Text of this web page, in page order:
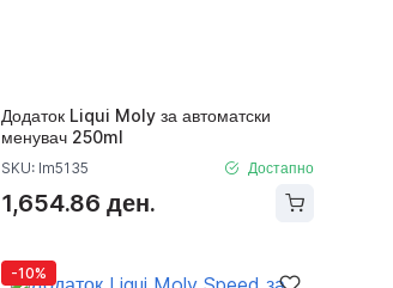
Додаток Liqui Moly за автоматски
менувач 250ml
SKU: lm5135 Достапно
1,654.86 ден.
-10%